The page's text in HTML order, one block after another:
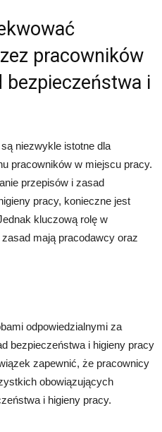
pracowników
bezpieczeństwa i
niezwykle istotne dla
pracowników w miejscu pracy.
przepisów i zasad
pracy, konieczne jest
kluczową rolę w
mają pracodawcy oraz
odpowiedzialnymi za
bezpieczeństwa i higieny pracy
zapewnić, że pracownicy
obowiązujących
i higieny pracy.